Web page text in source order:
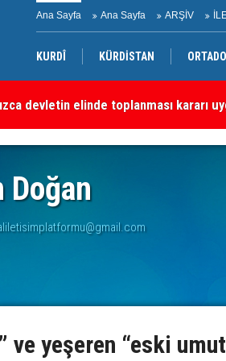
Ana Sayfa Ana Sayfa ARŞİV
KURDÎ KÜRDİSTAN
devletin elinde toplanması kararı
Mor gazı tepkisi
Doğan
ve yeşeren “eski